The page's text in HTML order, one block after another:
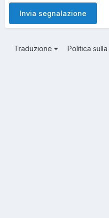
Invia segnalazione
Traduzione Politica